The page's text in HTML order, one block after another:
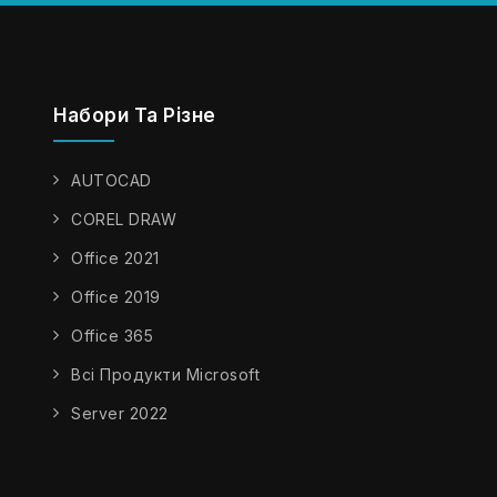
Набори Та Різне
AUTOCAD
COREL DRAW
Office 2021
Office 2019
Office 365
Всі Продукти Microsoft
Server 2022